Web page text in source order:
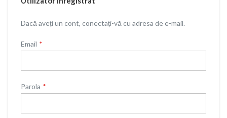
Dacă aveți un cont, conectați-vă cu adresa de e-mail.
Email
Parola